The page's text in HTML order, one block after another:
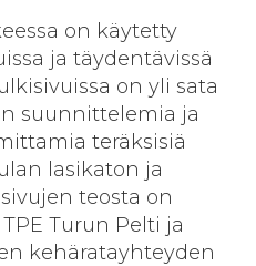
on käytetty
ja täydentävissä
on yli sata
suunnittelemia ja
teräksisiä
lasikaton ja
teosta on
Turun Pelti ja
kehäratayhteyden